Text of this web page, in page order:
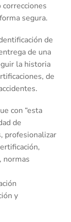
segura.
de
de una
la historia
de
con “esta
de
profesionalizar
normas
y